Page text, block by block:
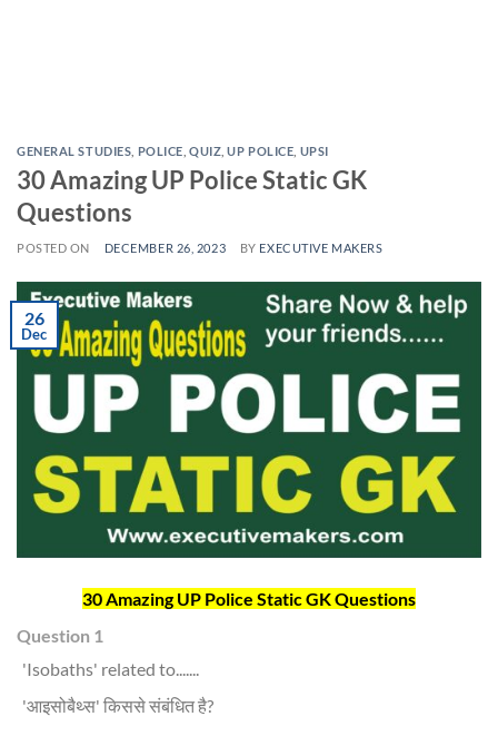
GENERAL STUDIES POLICE ,QUIZ ,UP POLICE UPSI
30 Amazing UP Police Static GK
Questions
POSTED ON DECEMBER 26, 2023 BY EXECUTIVE MAKERS
26
Dec
30 Amazing UP Police Static GK Questions
Question 1
'Isobaths' related to.......
'आइसोबैथ्स' किससे संबंधित है?